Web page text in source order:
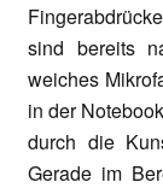
sind bereits
weiches
in der
durch die
Gerade im